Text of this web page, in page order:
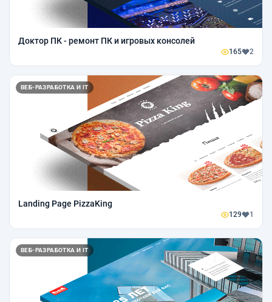
Доктор ПК - ремонт ПК и игровых консолей
165 2
ВЕБ-РАЗРАБОТКА И IT
Landing Page PizzaKing
129 1
ВЕБ-РАЗРАБОТКА И IT